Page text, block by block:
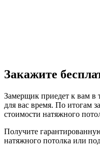
Закажите
Замерщик приедет к вам в
для вас время. По итогам
стоимости натяжного
Получите
натяжного потолка или